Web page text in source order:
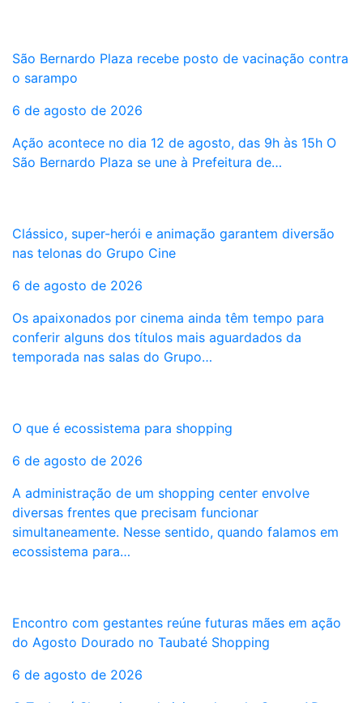
São Bernardo Plaza recebe posto de vacinação contra
o sarampo
6 de agosto de 2026
Ação acontece no dia 12 de agosto, das 9h às 15h O
São Bernardo Plaza se une à Prefeitura de…
Clássico, super-herói e animação garantem diversão
nas telonas do Grupo Cine
6 de agosto de 2026
Os apaixonados por cinema ainda têm tempo para
conferir alguns dos títulos mais aguardados da
temporada nas salas do Grupo…
O que é ecossistema para shopping
6 de agosto de 2026
A administração de um shopping center envolve
diversas frentes que precisam funcionar
simultaneamente. Nesse sentido, quando falamos em
ecossistema para…
Encontro com gestantes reúne futuras mães em ação
do Agosto Dourado no Taubaté Shopping
6 de agosto de 2026